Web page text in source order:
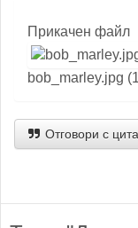
Прикачен файл
bob_marley.jpg
Отговори с